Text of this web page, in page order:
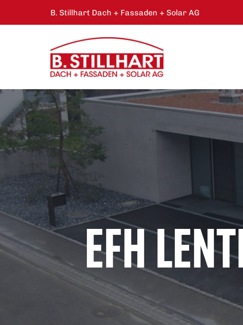
B. Stillhart Dach + Fassaden + Solar AG
EFH